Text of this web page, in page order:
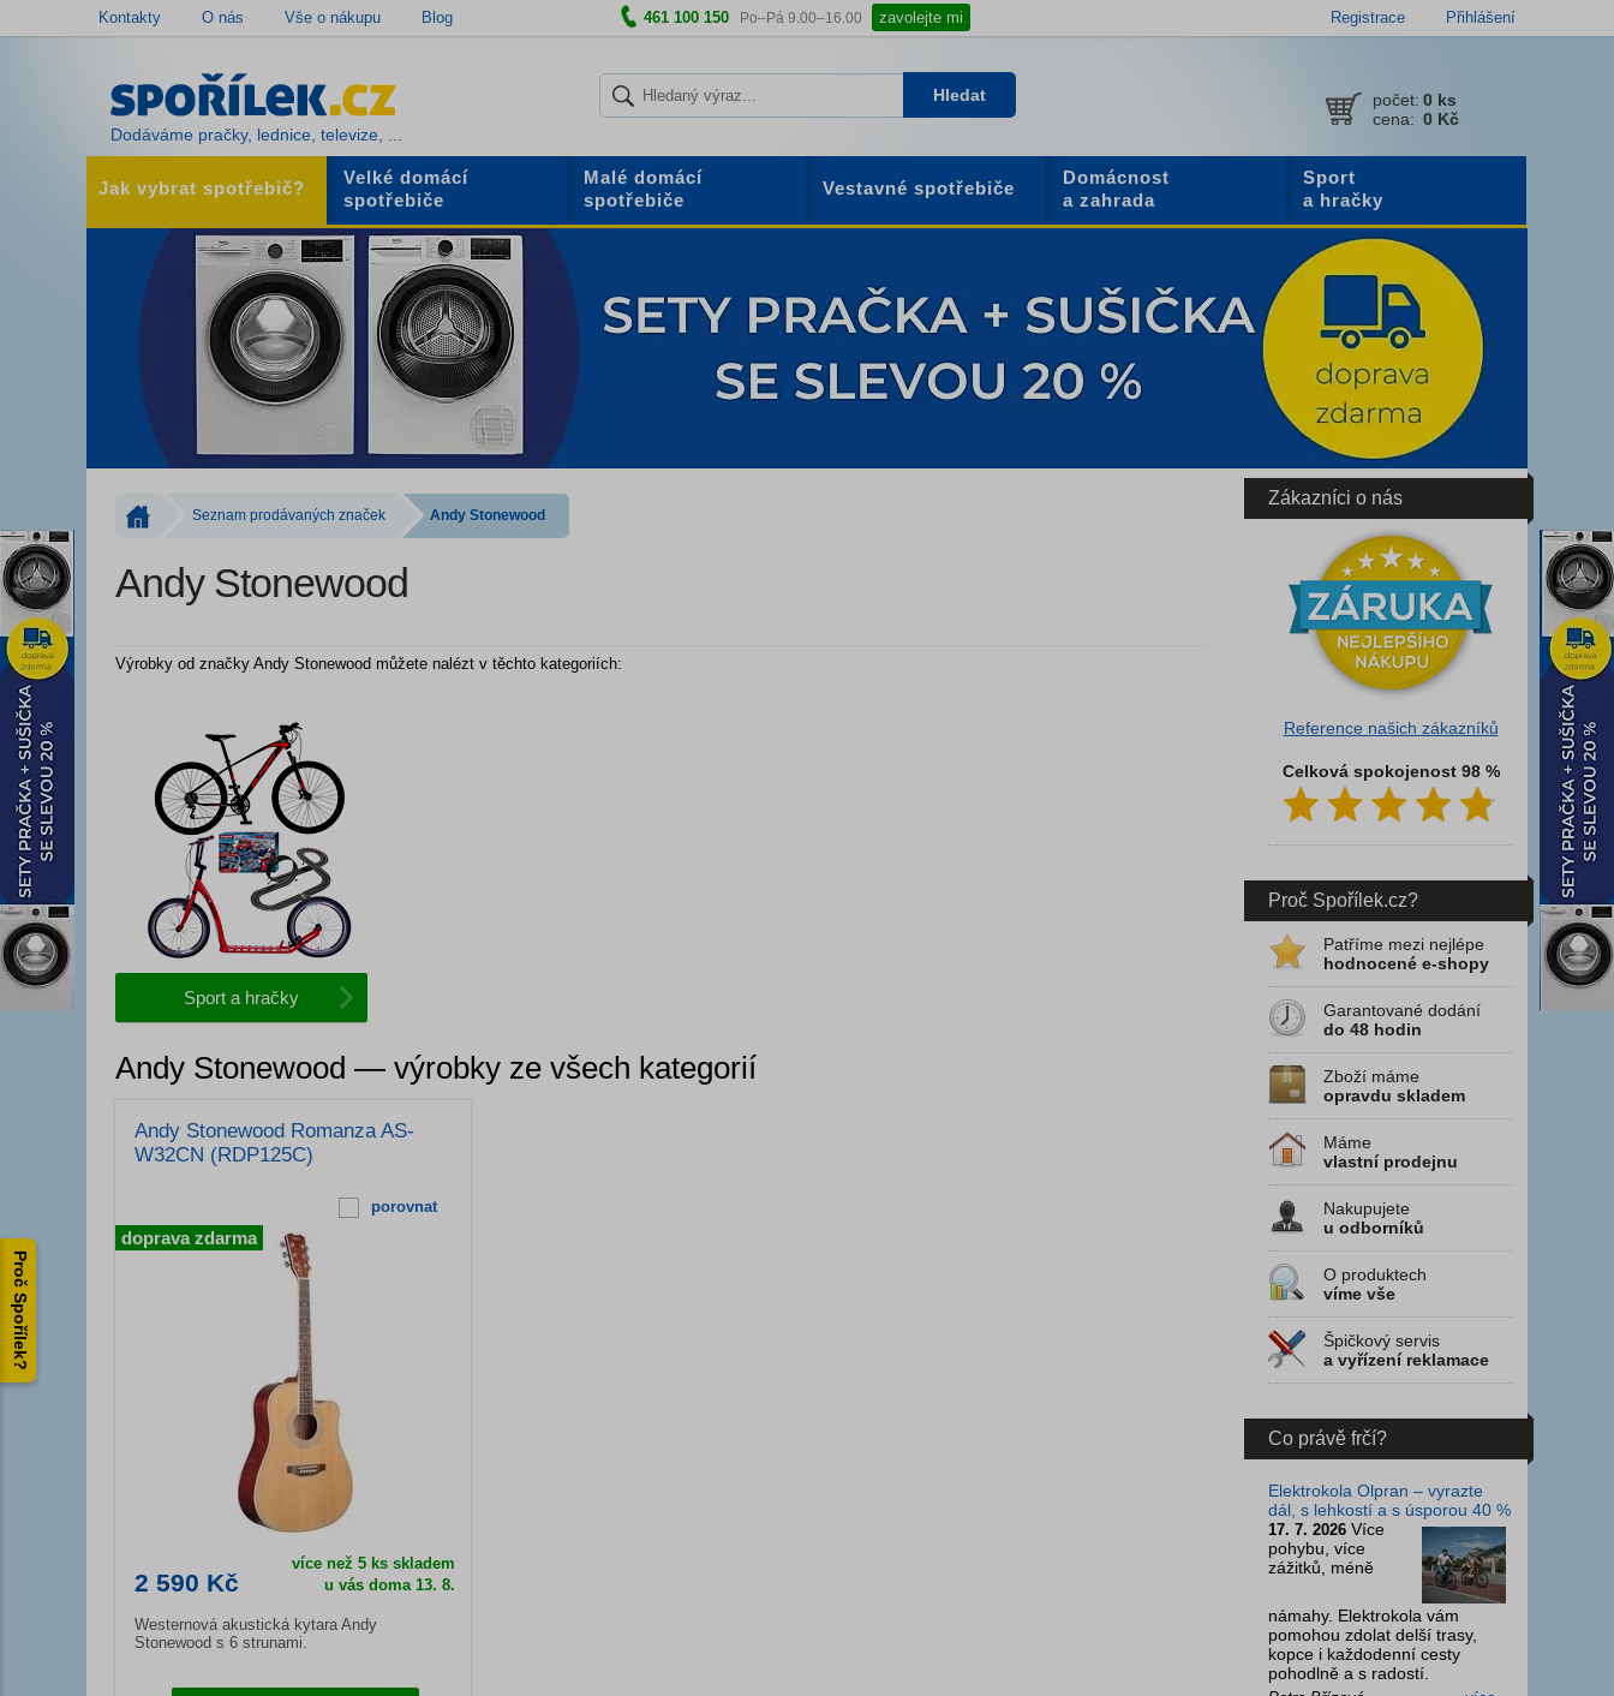
Proč Spořílek?
Kontakty O nás Vše o nákupu Blog 461 100 150 Po–Pá 9.00–16.00 zavolejte mi Registrace Přihlášení
Dodáváme pračky, lednice, televize, ...
počet: 0 ks
cena: 0 Kč
Hledat
Jak vybrat spotřebič?
Velké domácí
spotřebiče
Malé domácí
spotřebiče
Vestavné spotřebiče
Domácnost
a zahrada
Sport
a hračky
Seznam prodávaných značek Andy Stonewood
Andy Stonewood
Výrobky od značky Andy Stonewood můžete nalézt v těchto kategoriích:
Sport a hračky
Andy Stonewood — výrobky ze všech kategorií
Andy Stonewood Romanza AS-
W32CN (RDP125C)
porovnat
2 590 Kč
více než 5 ks skladem
u vás doma 13. 8.
Westernová akustická kytara Andy
Stonewood s 6 strunami.
doprava zdarma
Zákazníci o nás
Reference našich zákazníků
Celková spokojenost 98 %
Proč Spořílek.cz?
Patříme mezi nejlépe
hodnocené e-shopy
Garantované dodání
do 48 hodin
Zboží máme
opravdu skladem
Máme
vlastní prodejnu
Nakupujete
u odborníků
O produktech
víme vše
Špičkový servis
a vyřízení reklamace
Co právě frčí?
Elektrokola Olpran – vyrazte
dál, s lehkostí a s úsporou 40 %
17. 7. 2026 Více
pohybu, více
zážitků, méně
námahy. Elektrokola vám
pomohou zdolat delší trasy,
kopce i každodenní cesty
pohodlně a s radostí.